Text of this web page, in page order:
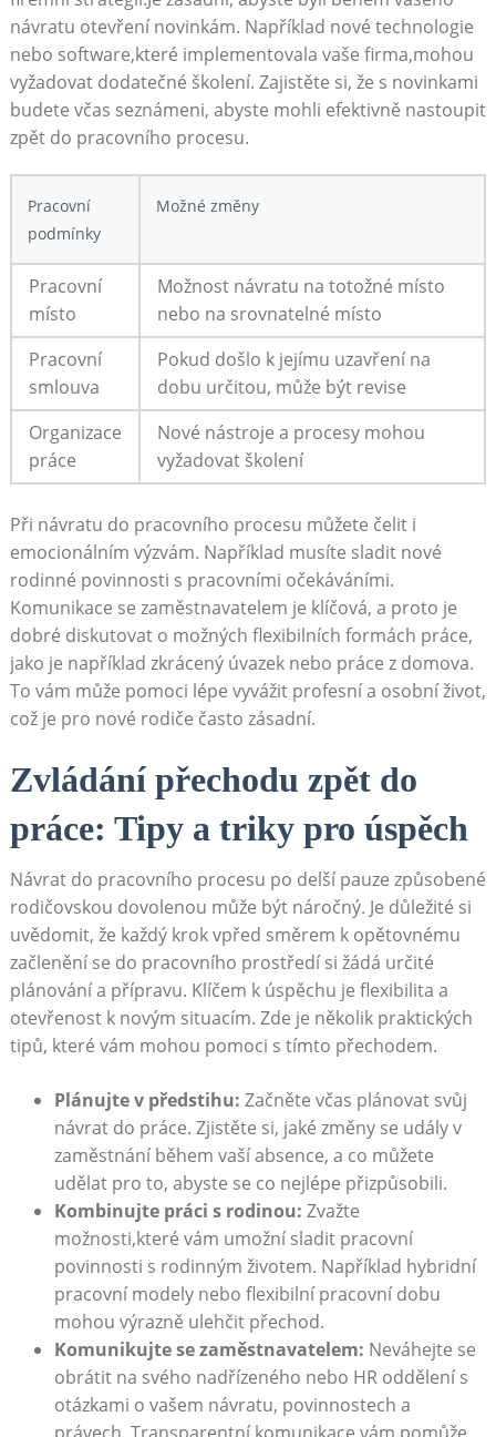
návratu otevření novinkám. Například nové‌ technologie
nebo software,které implementovala vaše firma,mohou
vyžadovat dodatečné školení. Zajistěte si, že s novinkami
budete včas seznámeni,⁤ abyste mohli efektivně nastoupit
zpět do pracovního procesu.
Pracovní
podmínky
Možné změny
Pracovní
místo
Možnost návratu‌ na totožné místo
nebo na srovnatelné ⁣místo
Pracovní
smlouva
Pokud ​došlo k jejímu uzavření ‌na
dobu ⁣určitou, může‌ být​ revise
Organizace
práce
Nové nástroje a procesy mohou
vyžadovat školení
Při návratu do‌ pracovního procesu můžete čelit​ i
emocionálním výzvám. Například musíte ⁢sladit nové
rodinné povinnosti ‍s pracovními očekáváními.‌
Komunikace se zaměstnavatelem je klíčová, a proto je‌
dobré diskutovat o možných flexibilních ‍formách práce,
jako ‌je například‍ zkrácený úvazek nebo práce‌ z ⁤domova.
To vám může pomoci ⁣lépe ‍vyvážit profesní a osobní ⁢život,
což je pro nové‌ rodiče často zásadní.
Zvládání‌ přechodu zpět do
práce:‍ Tipy a triky pro úspěch
Návrat do pracovního procesu ⁤po‌ delší pauze způsobené
rodičovskou dovolenou může ​být náročný. ⁢Je ⁢důležité si
uvědomit, že každý krok vpřed směrem⁤ k opětovnému⁤
začlenění se do pracovního prostředí ⁢si žádá⁤ určité
⁢plánování a přípravu. Klíčem⁤ k úspěchu je‌ flexibilita a
otevřenost k novým situacím. Zde je několik praktických
tipů, ‍které vám ‌mohou pomoci s tímto přechodem.
Plánujte v předstihu: Začněte včas plánovat svůj‍
návrat do práce. Zjistěte si,‍ jaké změny se udály‌ v
zaměstnání během vaší absence, a co můžete⁢
udělat pro ‍to, abyste⁤ se co nejlépe ‌přizpůsobili.
Kombinujte práci s ⁤rodinou: ⁤Zvažte
možnosti,které vám umožní sladit pracovní
⁣povinnosti s ‍rodinným životem. ⁢Například hybridní
pracovní modely nebo flexibilní pracovní dobu
mohou výrazně ulehčit přechod.
Komunikujte se⁤ zaměstnavatelem: ‌Neváhejte​ se⁣
obrátit na svého nadřízeného nebo HR oddělení s
otázkami o vašem návratu, ‌povinnostech a